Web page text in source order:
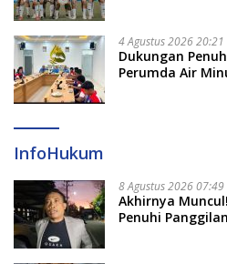
4 Agustus 2026 20:21
Dukungan
Perumda Air
InfoHukum
8 Agustus 2026 07:49
Akhirnya
Penuhi